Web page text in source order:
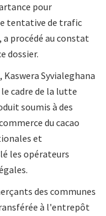
pour
tentative de trafic
a procédé au constat
dossier.
Kaswera Syvialeghana
cadre de la lutte
soumis à des
du cacao
et
les opérateurs
des communes
à l'entrepôt